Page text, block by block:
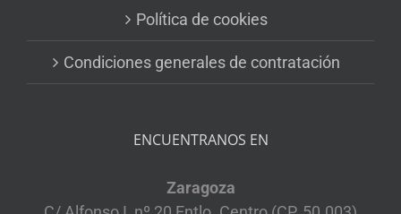
Política de cookies
Condiciones generales de contratación
ENCUENTRANOS EN
Zaragoza